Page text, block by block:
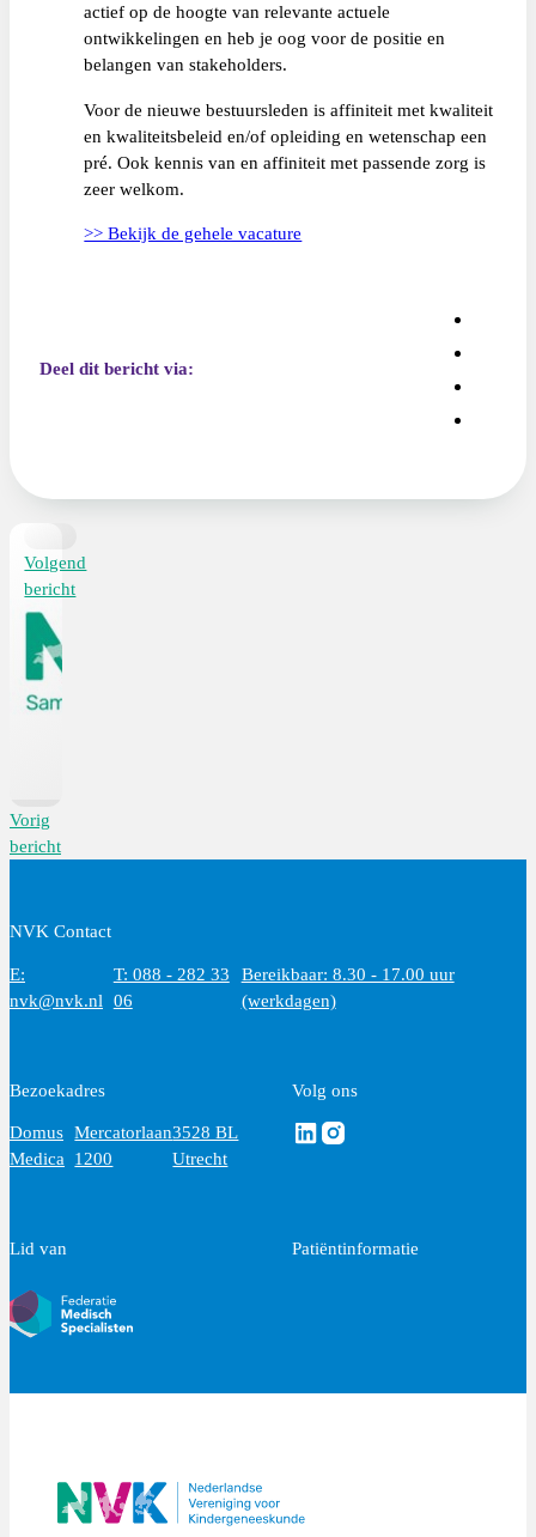
actief op de hoogte van relevante actuele
ontwikkelingen en heb je oog voor de positie en
belangen van stakeholders.
Voor de nieuwe bestuursleden is affiniteit met kwaliteit
en kwaliteitsbeleid en/of opleiding en wetenschap een
pré. Ook kennis van en affiniteit met passende zorg is
zeer welkom.
>> Bekijk de gehele vacature
Deel dit bericht via:
Vorig
bericht
Volgend
bericht
NVK Contact
E:
nvk@nvk.nl
T: 088 - 282 33
06
Bereikbaar: 8.30 - 17.00 uur
(werkdagen)
Bezoekadres
Domus
Medica
Mercatorlaan
1200
3528 BL
Utrecht
Volg ons
Volg ons via Linkedin
Volg ons via Instagram
Lid van Patiëntinformatie